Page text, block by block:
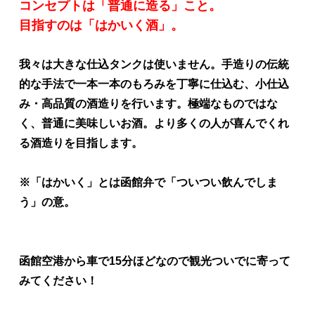
コンセプトは「普通に造る」こと。
目指すのは「はかいく酒」。
我々は大きな仕込タンクは使いません。手造りの伝統
的な手法で一本一本のもろみを丁寧に仕込む、小仕込
み・高品質の酒造りを行います。極端なものではな
く、普通に美味しいお酒。より多くの人が喜んでくれ
る酒造りを目指します。
※「はかいく」とは函館弁で「ついつい飲んでしま
う」の意。
函館空港から車で15分ほどなので観光ついでに寄って
みてください！